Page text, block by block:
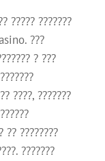
????? ???????
???
? ???
????, ???????
?? ????????
???????